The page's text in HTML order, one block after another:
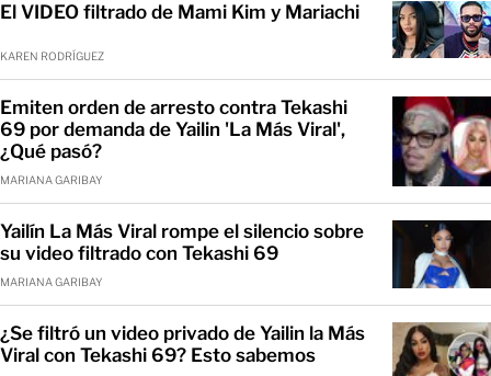
El VIDEO filtrado de Mami Kim y Mariachi
KAREN RODRÍGUEZ
Emiten orden de arresto contra Tekashi
69 por demanda de Yailin 'La Más Viral',
¿Qué pasó?
MARIANA GARIBAY
Yailín La Más Viral rompe el silencio sobre
su video filtrado con Tekashi 69
MARIANA GARIBAY
¿Se filtró un video privado de Yailin la Más
Viral con Tekashi 69? Esto sabemos